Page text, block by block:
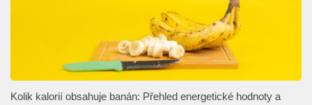
Kolik kalorií obsahuje banán: Přehled energetické hodnoty a